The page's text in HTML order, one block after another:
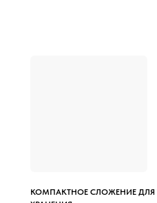
КОМПАКТНОЕ СЛОЖЕНИЕ ДЛЯ